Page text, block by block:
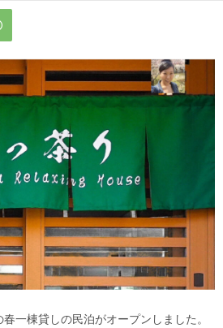
一棟貸しの民泊がオープンしました。